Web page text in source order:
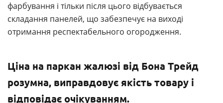
фарбування і тільки після цього відбувається
складання панелей, що забезпечує на виході
отримання респектабельного огородження.
Ціна на паркан жалюзі від Бона Трейд
розумна, виправдовує якість товару і
відповідає очікуванням.